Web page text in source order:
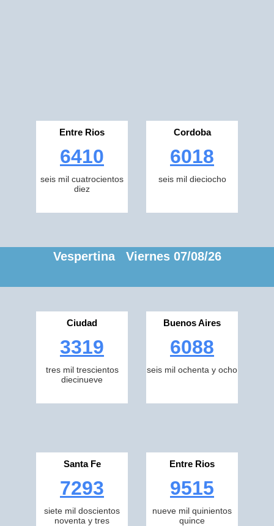
Entre Rios
6410
seis mil cuatrocientos
diez
Cordoba
6018
seis mil dieciocho
Vespertina Viernes 07/08/26
Ciudad
3319
tres mil trescientos
diecinueve
Buenos Aires
6088
seis mil ochenta y ocho
Santa Fe
7293
siete mil doscientos
noventa y tres
Entre Rios
9515
nueve mil quinientos
quince